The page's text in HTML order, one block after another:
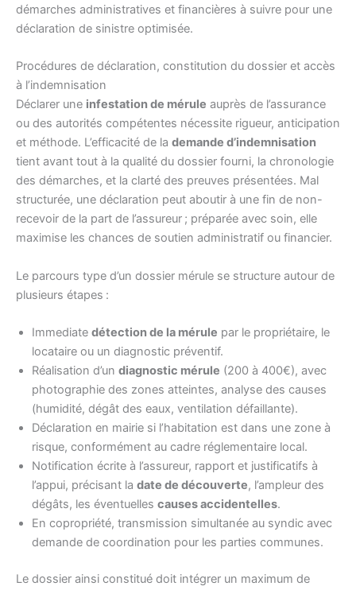
démarches administratives et financières à suivre pour une
déclaration de sinistre optimisée.
Procédures de déclaration, constitution du dossier et accès
à l’indemnisation
Déclarer une infestation de mérule auprès de l’assurance
ou des autorités compétentes nécessite rigueur, anticipation
et méthode. L’efficacité de la demande d’indemnisation
tient avant tout à la qualité du dossier fourni, la chronologie
des démarches, et la clarté des preuves présentées. Mal
structurée, une déclaration peut aboutir à une fin de non-
recevoir de la part de l’assureur ; préparée avec soin, elle
maximise les chances de soutien administratif ou financier.
Le parcours type d’un dossier mérule se structure autour de
plusieurs étapes :
Immediate détection de la mérule par le propriétaire, le
locataire ou un diagnostic préventif.
Réalisation d’un diagnostic mérule (200 à 400€), avec
photographie des zones atteintes, analyse des causes
(humidité, dégât des eaux, ventilation défaillante).
Déclaration en mairie si l’habitation est dans une zone à
risque, conformément au cadre réglementaire local.
Notification écrite à l’assureur, rapport et justificatifs à
l’appui, précisant la date de découverte, l’ampleur des
dégâts, les éventuelles causes accidentelles.
En copropriété, transmission simultanée au syndic avec
demande de coordination pour les parties communes.
Le dossier ainsi constitué doit intégrer un maximum de